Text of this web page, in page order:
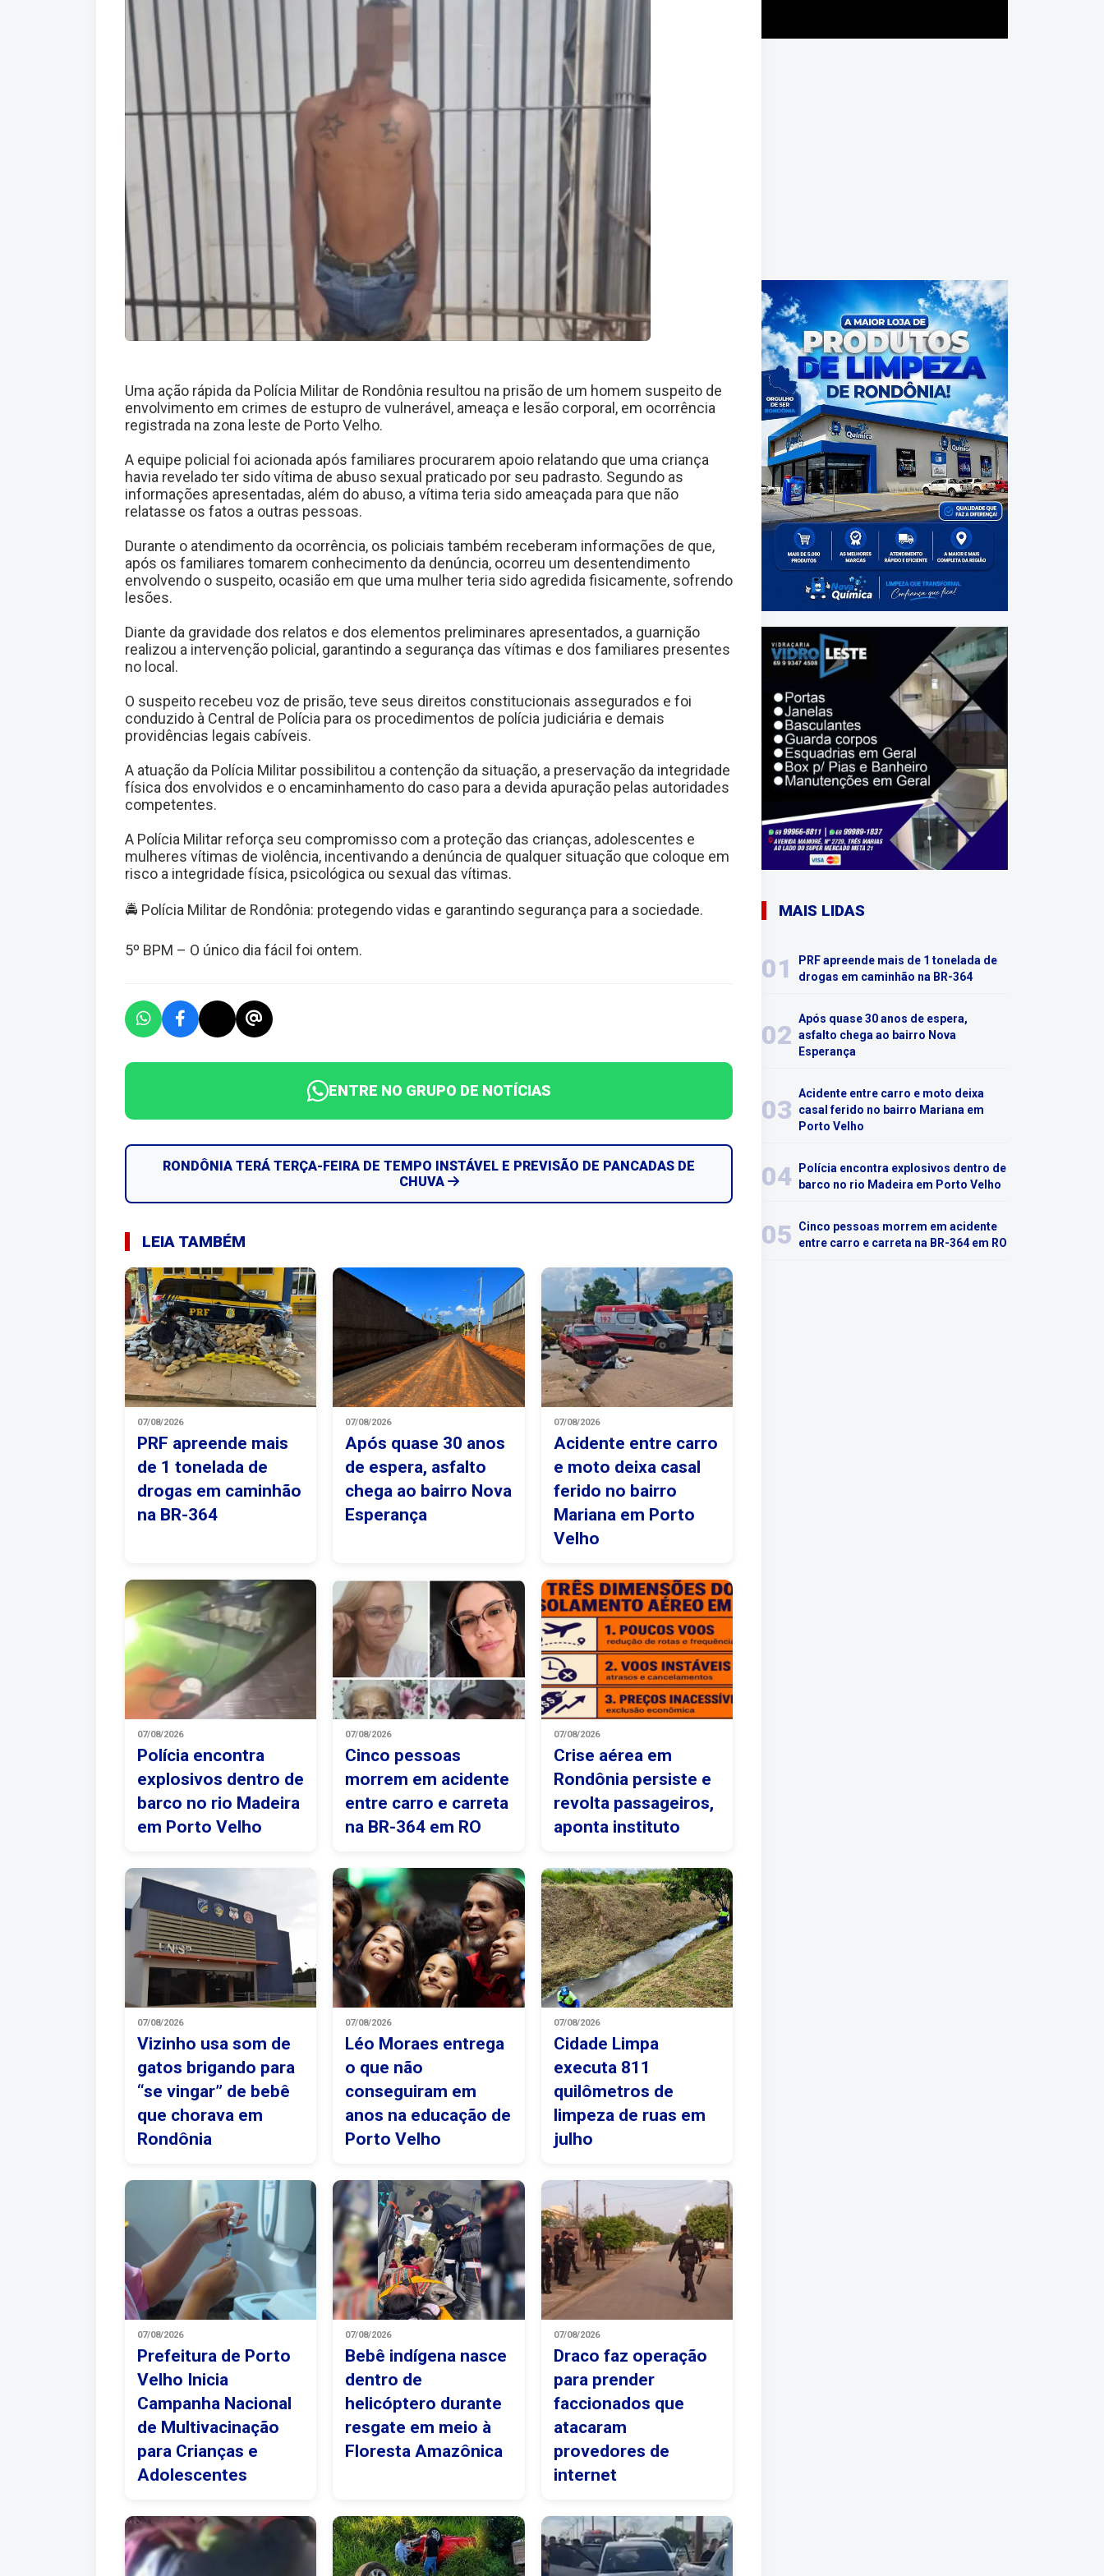
Uma ação rápida da Polícia Militar de Rondônia resultou na prisão de um homem suspeito de
envolvimento em crimes de estupro de vulnerável, ameaça e lesão corporal, em ocorrência
registrada na zona leste de Porto Velho.
A equipe policial foi acionada após familiares procurarem apoio relatando que uma criança
havia revelado ter sido vítima de abuso sexual praticado por seu padrasto. Segundo as
informações apresentadas, além do abuso, a vítima teria sido ameaçada para que não
relatasse os fatos a outras pessoas.
Durante o atendimento da ocorrência, os policiais também receberam informações de que,
após os familiares tomarem conhecimento da denúncia, ocorreu um desentendimento
envolvendo o suspeito, ocasião em que uma mulher teria sido agredida fisicamente, sofrendo
lesões.
Diante da gravidade dos relatos e dos elementos preliminares apresentados, a guarnição
realizou a intervenção policial, garantindo a segurança das vítimas e dos familiares presentes
no local.
O suspeito recebeu voz de prisão, teve seus direitos constitucionais assegurados e foi
conduzido à Central de Polícia para os procedimentos de polícia judiciária e demais
providências legais cabíveis.
A atuação da Polícia Militar possibilitou a contenção da situação, a preservação da integridade
física dos envolvidos e o encaminhamento do caso para a devida apuração pelas autoridades
competentes.
A Polícia Militar reforça seu compromisso com a proteção das crianças, adolescentes e
mulheres vítimas de violência, incentivando a denúncia de qualquer situação que coloque em
risco a integridade física, psicológica ou sexual das vítimas.
🚔 Polícia Militar de Rondônia: protegendo vidas e garantindo segurança para a sociedade.
5º BPM – O único dia fácil foi ontem.
ENTRE NO GRUPO DE NOTÍCIAS
RONDÔNIA TERÁ TERÇA-FEIRA DE TEMPO INSTÁVEL E PREVISÃO DE PANCADAS DE
CHUVA
LEIA TAMBÉM
07/08/2026
PRF apreende mais
de 1 tonelada de
drogas em caminhão
na BR-364
07/08/2026
Após quase 30 anos
de espera, asfalto
chega ao bairro Nova
Esperança
07/08/2026
Acidente entre carro
e moto deixa casal
ferido no bairro
Mariana em Porto
Velho
07/08/2026
Polícia encontra
explosivos dentro de
barco no rio Madeira
em Porto Velho
07/08/2026
Cinco pessoas
morrem em acidente
entre carro e carreta
na BR-364 em RO
07/08/2026
Crise aérea em
Rondônia persiste e
revolta passageiros,
aponta instituto
07/08/2026
Vizinho usa som de
gatos brigando para
“se vingar” de bebê
que chorava em
Rondônia
07/08/2026
Léo Moraes entrega
o que não
conseguiram em
anos na educação de
Porto Velho
07/08/2026
Cidade Limpa
executa 811
quilômetros de
limpeza de ruas em
julho
07/08/2026
Prefeitura de Porto
Velho Inicia
Campanha Nacional
de Multivacinação
para Crianças e
Adolescentes
07/08/2026
Bebê indígena nasce
dentro de
helicóptero durante
resgate em meio à
Floresta Amazônica
07/08/2026
Draco faz operação
para prender
faccionados que
atacaram
provedores de
internet
MAIS LIDAS
01
PRF apreende mais de 1 tonelada de
drogas em caminhão na BR-364
02
Após quase 30 anos de espera,
asfalto chega ao bairro Nova
Esperança
03
Acidente entre carro e moto deixa
casal ferido no bairro Mariana em
Porto Velho
04
Polícia encontra explosivos dentro de
barco no rio Madeira em Porto Velho
05
Cinco pessoas morrem em acidente
entre carro e carreta na BR-364 em RO